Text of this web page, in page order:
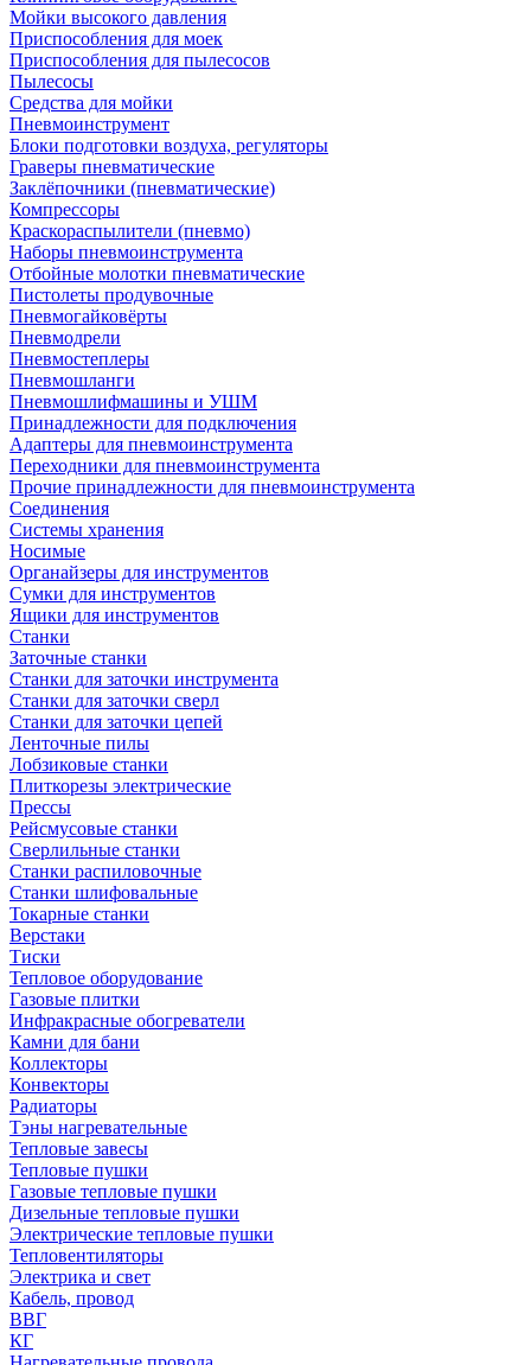
Мойки высокого давления
Приспособления для моек
Приспособления для пылесосов
Пылесосы
Средства для мойки
Пневмоинструмент
Блоки подготовки воздуха, регуляторы
Граверы пневматические
Заклёпочники (пневматические)
Компрессоры
Краскораспылители (пневмо)
Наборы пневмоинструмента
Отбойные молотки пневматические
Пистолеты продувочные
Пневмогайковёрты
Пневмодрели
Пневмостеплеры
Пневмошланги
Пневмошлифмашины и УШМ
Принадлежности для подключения
Адаптеры для пневмоинструмента
Переходники для пневмоинструмента
Прочие принадлежности для пневмоинструмента
Соединения
Системы хранения
Носимые
Органайзеры для инструментов
Сумки для инструментов
Ящики для инструментов
Станки
Заточные станки
Станки для заточки инструмента
Станки для заточки сверл
Станки для заточки цепей
Ленточные пилы
Лобзиковые станки
Плиткорезы электрические
Прессы
Рейсмусовые станки
Сверлильные станки
Станки распиловочные
Станки шлифовальные
Токарные станки
Верстаки
Тиски
Тепловое оборудование
Газовые плитки
Инфракрасные обогреватели
Камни для бани
Коллекторы
Конвекторы
Радиаторы
Тэны нагревательные
Тепловые завесы
Тепловые пушки
Газовые тепловые пушки
Дизельные тепловые пушки
Электрические тепловые пушки
Тепловентиляторы
Электрика и свет
Кабель, провод
ВВГ
КГ